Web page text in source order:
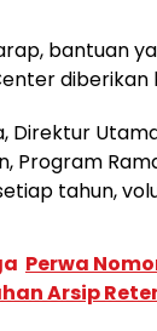
bantuan
Direktur
Program
tahun,
Perwa
Arsip